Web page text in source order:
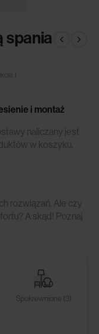
spania
)
i montaż
naliczany jest
w koszyku.
rozwiązań. Ale czy
A skąd! Poznaj
Spokrewnione (3)